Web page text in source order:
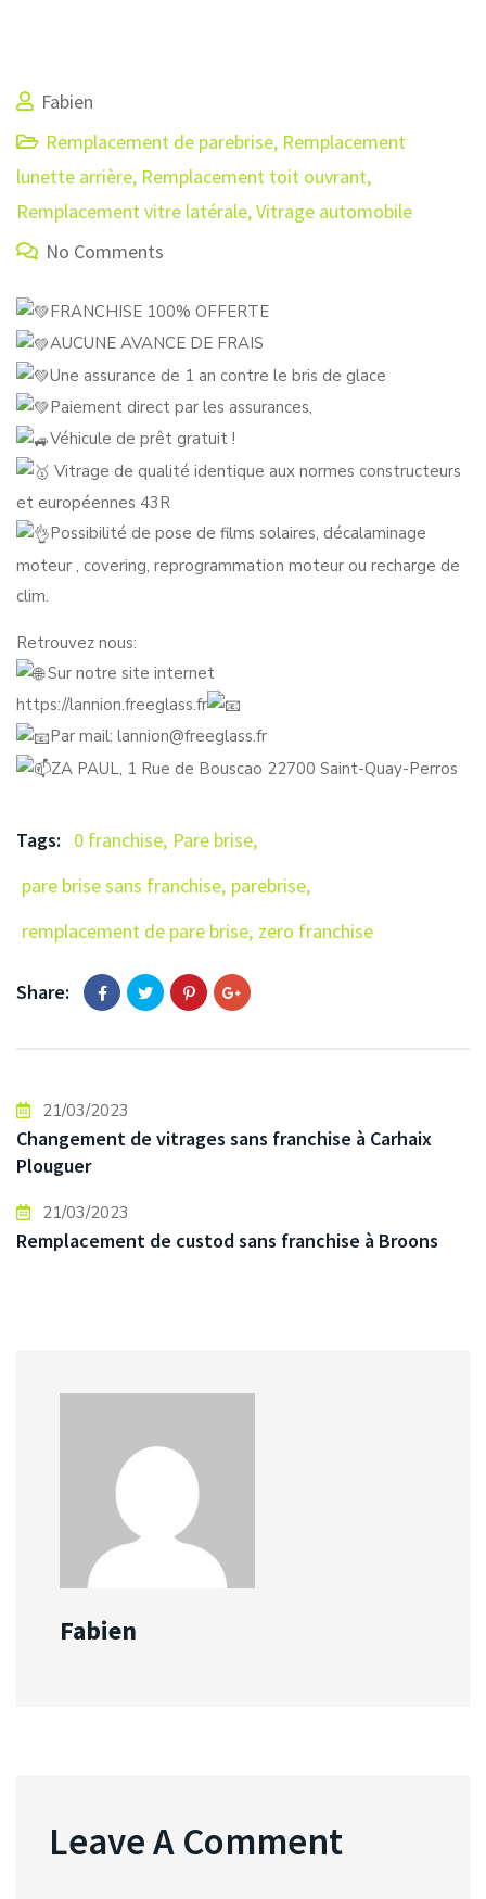
Fabien
Remplacement de parebrise, Remplacement
lunette arrière, Remplacement toit ouvrant,
Remplacement vitre latérale,Vitrage automobile
No Comments
FRANCHISE 100% OFFERTE
AUCUNE AVANCE DE FRAIS
Une assurance de 1 an contre le bris de glace
Paiement direct par les assurances,
Véhicule de prêt gratuit !
Vitrage de qualité identique aux normes constructeurs
et européennes 43R
Possibilité de pose de films solaires, décalaminage
moteur , covering, reprogrammation moteur ou recharge de
clim.
Retrouvez nous:
Sur notre site internet
https://lannion.freeglass.fr
Par mail: lannion@freeglass.fr
ZA PAUL, 1 Rue de Bouscao 22700 Saint-Quay-Perros
Tags: 0 franchise, Pare brise,
pare brise sans franchise, parebrise,
remplacement de pare brise, zero franchise
Share:
21/03/2023
Changement de vitrages sans franchise à Carhaix
Plouguer
21/03/2023
Remplacement de custod sans franchise à Broons
Fabien
Leave A Comment